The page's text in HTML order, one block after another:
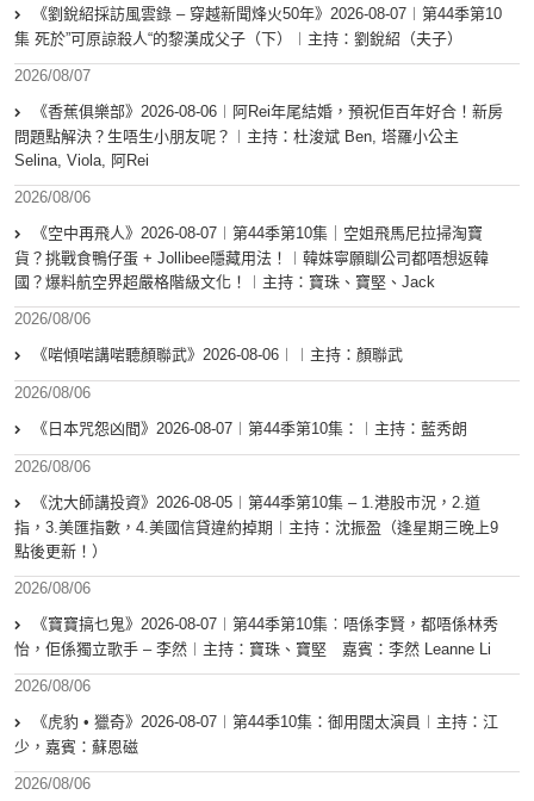
《劉銳紹採訪風雲錄 – 穿越新聞烽火50年》2026-08-07︱第44季第10
集 死於”可原諒殺人“的黎漢成父子（下）︱主持：劉銳紹（夫子）
2026/08/07
《香蕉俱樂部》2026-08-06︱阿Rei年尾結婚，預祝佢百年好合！新房
問題點解決？生唔生小朋友呢？︱主持：杜浚斌 Ben, 塔羅小公主
Selina, Viola, 阿Rei
2026/08/06
《空中再飛人》2026-08-07︱第44季第10集｜空姐飛馬尼拉掃淘寶
貨？挑戰食鴨仔蛋 + Jollibee隱藏用法！︱韓妹寧願瞓公司都唔想返韓
國？爆料航空界超嚴格階級文化！︱主持：寶珠、寶堅、Jack
2026/08/06
《啱傾啱講啱聽顏聯武》2026-08-06︱︱主持：顏聯武
2026/08/06
《日本咒怨凶間》2026-08-07︱第44季第10集：︱主持：藍秀朗
2026/08/06
《沈大師講投資》2026-08-05︱第44季第10集 – 1.港股市況，2.道
指，3.美匯指數，4.美國信貸違約掉期︱主持：沈振盈（逢星期三晚上9
點後更新！）
2026/08/06
《寶寶搞乜鬼》2026-08-07︱第44季第10集︰唔係李賢，都唔係林秀
怡，佢係獨立歌手 – 李然︱主持：寶珠、寶堅 嘉賓：李然 Leanne Li
2026/08/06
《虎豹 • 獵奇》2026-08-07︱第44季10集：御用闊太演員︱主持：江
少，嘉賓：蘇恩磁
2026/08/06